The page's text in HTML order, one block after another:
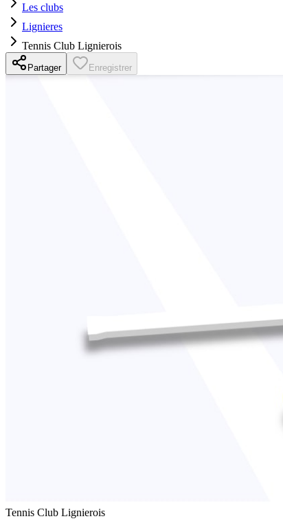
Les clubs
Lignieres
Tennis Club Lignierois
Partager Enregistrer
Tennis Club Lignierois